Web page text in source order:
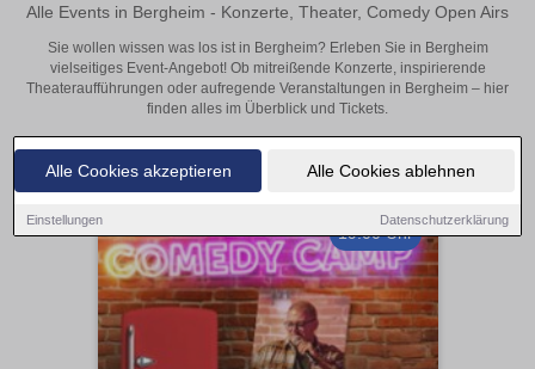
Alle Cookies akzeptieren Alle Cookies ablehnen
Einstellungen Datenschutzerklärung
Alle Events in Bergheim - Konzerte, Theater, Comedy Open Airs
Sie wollen wissen was los ist in Bergheim? Erleben Sie in Bergheim
vielseitiges Event-Angebot! Ob mitreißende Konzerte, inspirierende
Theateraufführungen oder aufregende Veranstaltungen in Bergheim – hier
finden alles im Überblick und Tickets.
19:00 Uhr